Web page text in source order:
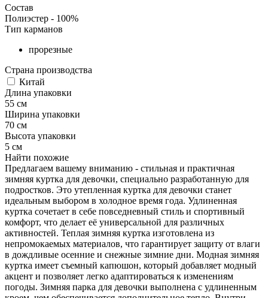
Состав
Полиэстер - 100%
Тип карманов
прорезные
Страна производства
Китай
Длина упаковки
55 см
Ширина упаковки
70 см
Высота упаковки
5 см
Найти похожие
Предлагаем вашему вниманию - стильная и практичная
зимняя куртка для девочки, специально разработанную для
подростков. Это утепленная куртка для девочки станет
идеальным выбором в холодное время года. Удлиненная
куртка сочетает в себе повседневный стиль и спортивный
комфорт, что делает её универсальной для различных
активностей. Теплая зимняя куртка изготовлена из
непромокаемых материалов, что гарантирует защиту от влаги
в дождливые осенние и снежные зимние дни. Модная зимняя
куртка имеет съемный капюшон, который добавляет модный
акцент и позволяет легко адаптироваться к изменениям
погоды. Зимняя парка для девочки выполнена с удлиненным